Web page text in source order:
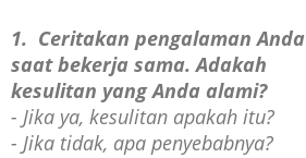
1. Ceritakan pengalaman Anda
saat bekerja sama. Adakah
kesulitan yang Anda alami?
- Jika ya, kesulitan apakah itu?
- Jika tidak, apa penyebabnya?